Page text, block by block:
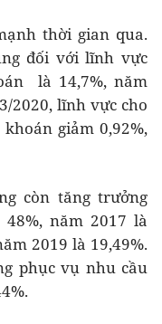
thời gian qua.
đối với lĩnh vực
là 14,7%, năm
2020, lĩnh vực cho
giảm 0,92%,
còn tăng trưởng
năm 2017 là
2019 là 19,49%.
phục vụ nhu cầu